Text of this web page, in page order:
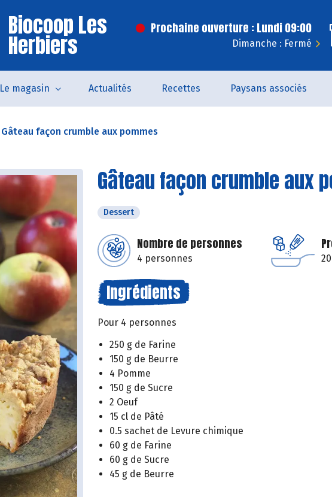
Biocoop Les
Herbiers
Prochaine ouverture : Lundi 09:00
Dimanche : Fermé
Le magasin Actualités Recettes Paysans associés
Gâteau façon crumble aux pommes
Gâteau façon crumble aux
Dessert
Nombre de personnes
4 personnes
Ingrédients
Pour 4 personnes
250 g de Farine
150 g de Beurre
4 Pomme
150 g de Sucre
2 Oeuf
15 cl de Pâté
0.5 sachet de Levure chimique
60 g de Farine
60 g de Sucre
45 g de Beurre